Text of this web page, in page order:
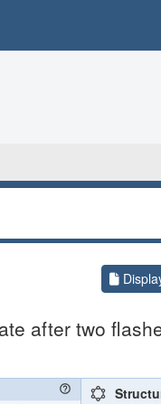
after two